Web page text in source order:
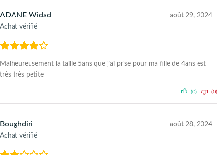
ADANE Widad
Achat vérifié
août 29, 2024
Malheureusement la taille 5ans que j’ai prise pour ma fille de 4ans est
très très petite
(0) (0)
Boughdiri
Achat vérifié
août 28, 2024